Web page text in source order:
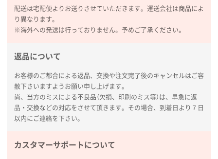
柔軟かつスピーディーに対応してくれたため
2026年02月16日 14:47
大阪府F社様
【オーダー商品】特別ご注文ページ041枚
2026年02月13日 22:10
ました早く、安く、丁寧につくられているので安心し
配送は宅配便よりお送りさせていただきます。運送会社は商品によ
り異なります。
※海外への発送は行っておりません。予めご了承ください。
返品について
お客様のご都合による返品、交換や注文完了後のキャンセルはご容
赦下さいますようお願い申し上げます。
尚、当方のミスによる不良品（欠損、印刷のミス等）は、早急に返
品・交換などの対応をさせて頂きます。その場合、到着日より７日
以内にご連絡を下さい。
カスタマーサポートについて